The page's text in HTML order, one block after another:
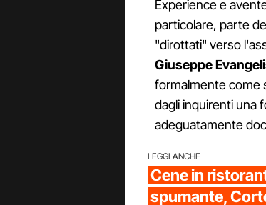
Experience e
particolare, parte
"dirottati" verso
Giuseppe
formalmente come
dagli inquirenti una
adeguatamente
LEGGI ANCHE
Cene in
spumante,